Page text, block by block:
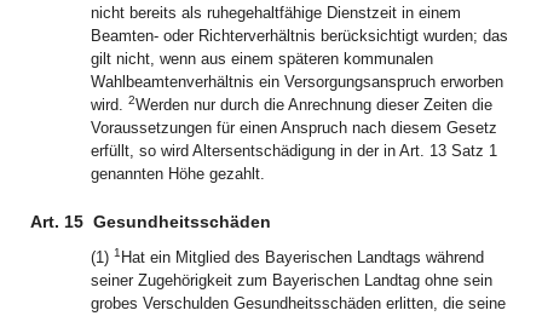
nicht bereits als ruhegehaltfähige Dienstzeit in einem
Beamten- oder Richterverhältnis berücksichtigt wurden; das
gilt nicht, wenn aus einem späteren kommunalen
Wahlbeamtenverhältnis ein Versorgungsanspruch erworben
wird. 2Werden nur durch die Anrechnung dieser Zeiten die
Voraussetzungen für einen Anspruch nach diesem Gesetz
erfüllt, so wird Altersentschädigung in der in Art. 13 Satz 1
genannten Höhe gezahlt.
Art. 15 Gesundheitsschäden
(1) 1 Hat ein Mitglied des Bayerischen Landtags während
seiner Zugehörigkeit zum Bayerischen Landtag ohne sein
grobes Verschulden Gesundheitsschäden erlitten, die seine